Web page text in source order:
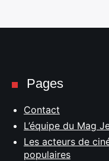
Pages
Contact
L’équipe du Mag
Les acteurs de
populaires